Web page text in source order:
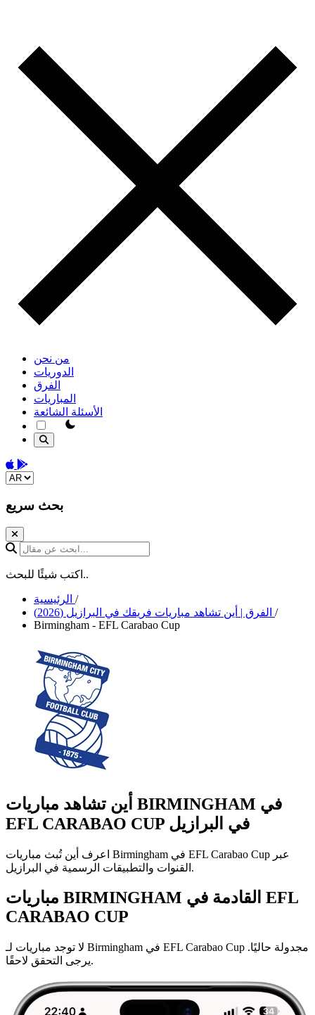
من نحن
الدوريات
الفرق
المباريات
الأسئلة الشائعة
theme switcher
Download on the App Store
Get it on Google Play
Change language
بحث سريع
ابحث عن مقال...
اكتب شيئًا للبحث..
/
/
Birmingham - EFL Carabao Cup
أين تشاهد مباريات BIRMINGHAM في
EFL CARABAO CUP في البرازيل
اعرف أين تُبث مباريات Birmingham في EFL Carabao Cup عبر
القنوات والتطبيقات الرسمية في البرازيل.
مباريات BIRMINGHAM القادمة في EFL
CARABAO CUP
لا توجد مباريات لـ Birmingham في EFL Carabao Cup مجدولة حاليًا.
يرجى التحقق لاحقًا.